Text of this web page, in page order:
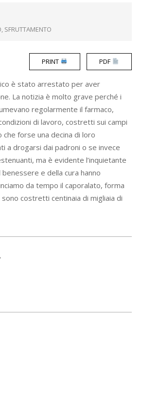
, SFRUTTAMENTO
PRINT PDF
è stato arrestato per aver
La notizia è molto grave perché i
regolarmente il farmaco,
di lavoro, costretti sui campi
che forse una decina di loro
a drogarsi dai padroni o se invece
ma è evidente l’inquietante
e della cura hanno
da tempo il caporalato, forma
costretti centinaia di migliaia di